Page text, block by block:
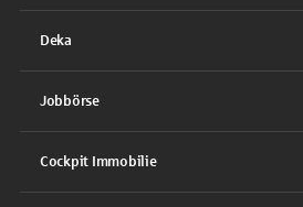
Deka
Jobbörse
Cockpit Immobilie